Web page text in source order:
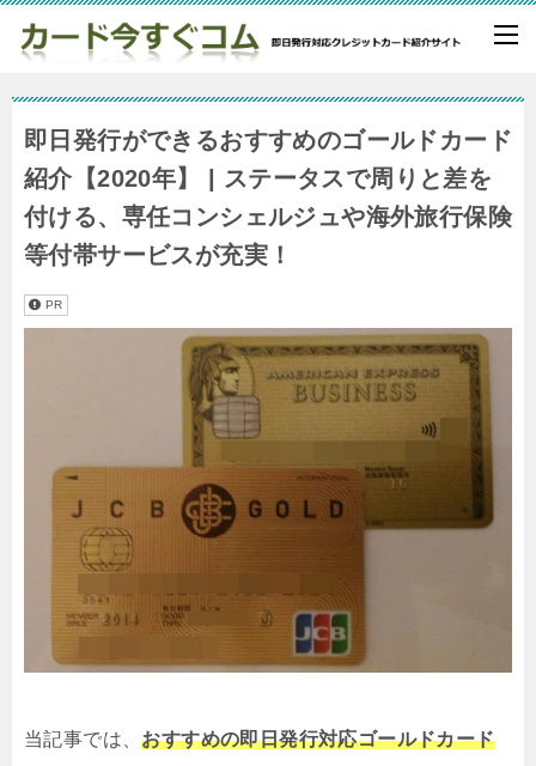
即日発行ができるおすすめのゴールドカード
紹介【2020年】 | ステータスで周りと差を
付ける、専任コンシェルジュや海外旅行保険
等付帯サービスが充実！
PR
当記事では、おすすめの即日発行対応ゴールドカード